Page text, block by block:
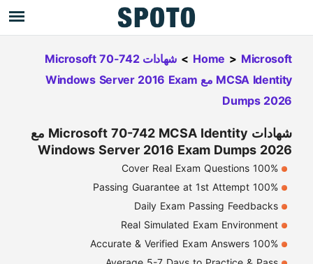
Home > Microsoft
>
شهادات Microsoft 70-742
MCSA Identity مع Windows Server 2016 Exam
Dumps 2026
شهادات Microsoft 70-742 MCSA Identity مع
Windows Server 2016 Exam Dumps 2026